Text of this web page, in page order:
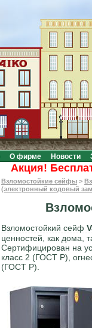
О фирме Новости
Взломостойкие сейфы >
(электронный кодовый
Взломостойкий сейф
ценностей, как дома,
Сертифицирован на
класс 2 (ГОСТ Р),
(ГОСТ Р).